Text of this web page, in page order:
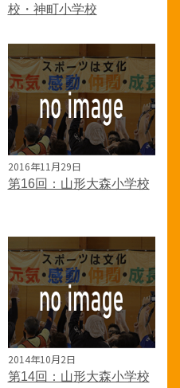
校・神町小学校
2016年11月29日
第16回：山形大森小学校
2014年10月2日
第14回：山形大森小学校